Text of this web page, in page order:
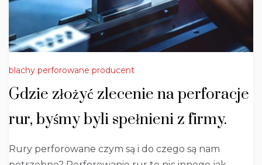
blachy perforowane producent
Gdzie złożyć zlecenie na perforacje
rur, byśmy byli spełnieni z firmy.
Rury perforowane czym są i do czego są nam